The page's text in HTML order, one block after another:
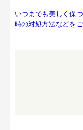
いつまでも美しく保
時の対処方法などをご